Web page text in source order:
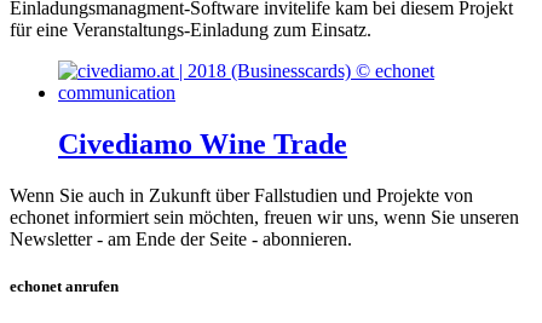
Einladungsmanagment-Software invitelife kam bei diesem Projekt
für eine Veranstaltungs-Einladung zum Einsatz.
Civediamo Wine Trade
Wenn Sie auch in Zukunft über Fallstudien und Projekte von
echonet informiert sein möchten, freuen wir uns, wenn Sie unseren
Newsletter - am Ende der Seite - abonnieren.
echonet anrufen